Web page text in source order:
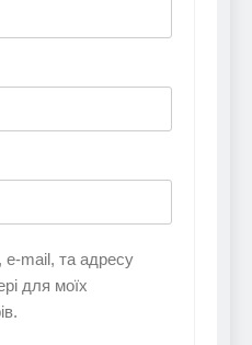
e-mail, та адресу
для моїх